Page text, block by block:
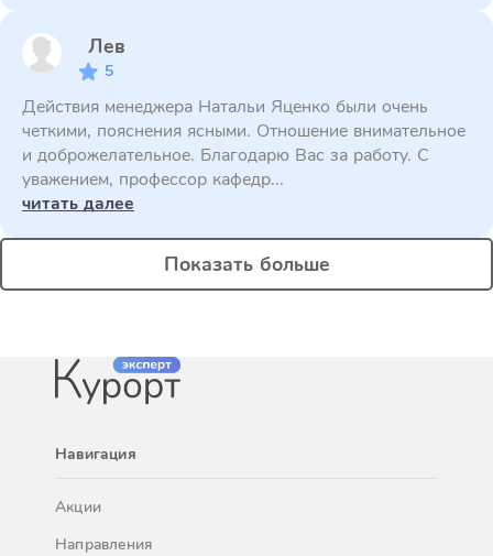
Лев
5
Действия менеджера Натальи Яценко были очень
четкими, пояснения ясными. Отношение внимательное
и доброжелательное. Благодарю Вас за работу. С
уважением, профессор кафедр...
читать далее
Показать больше
Навигация
Акции
Направления